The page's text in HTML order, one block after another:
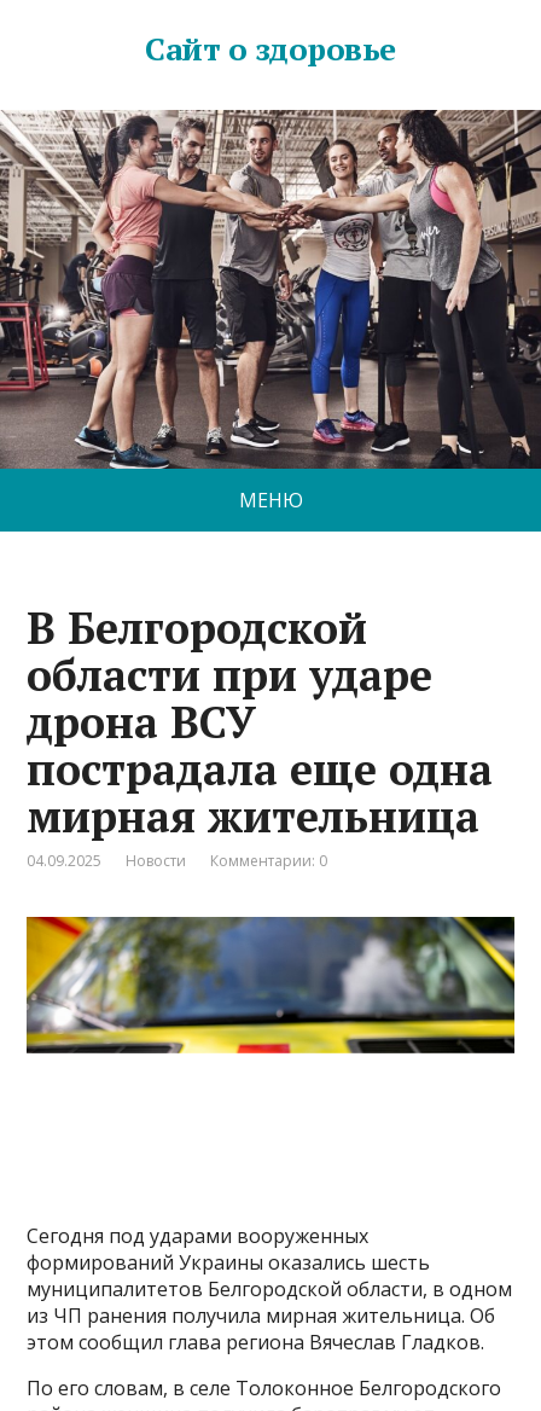
Сайт о здоровье
МЕНЮ
В Белгородской
области при ударе
дрона ВСУ
пострадала еще одна
мирная жительница
04.09.2025 Новости Комментарии: 0
Сегодня под ударами вооруженных
формирований Украины оказались шесть
муниципалитетов Белгородской области, в одном
из ЧП ранения получила мирная жительница. Об
этом сообщил глава региона Вячеслав Гладков.
По его словам, в селе Толоконное Белгородского